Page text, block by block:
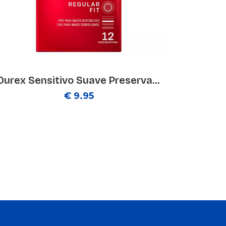
Sensitivo Suave Preserva...
€ 9.95